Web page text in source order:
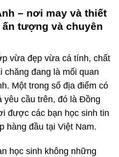
– nơi may và thiết
tượng và chuyên
vừa đẹp vừa cá tính, chất
chăng đang là mối quan
Một trong số địa điểm có
cầu trên, đó là Đồng
được các bạn học sinh tin
hàng đầu tại Việt Nam.
học sinh không những